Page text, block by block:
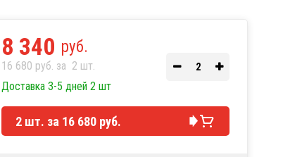
8 340 руб.
16 680 руб. за 2 шт.
Доставка 3-5 дней 2 шт
2 шт. за 16 680 руб.